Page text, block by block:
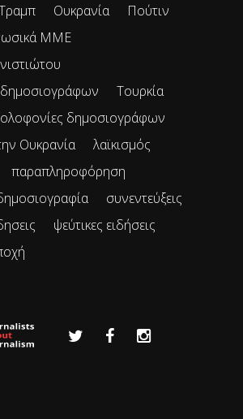
Ουκρανία
Πούτιν
ΜΜΕ
δημοσιογράφων
Τουρκία
δημοσιογράφων
Ουκρανία
λαϊκισμός
παραπληροφόρηση
συνεντεύξεις
ψεύτικες ειδήσεις